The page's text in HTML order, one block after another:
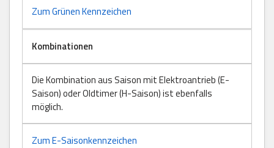
Zum Grünen Kennzeichen
Kombinationen
Die Kombination aus Saison mit Elektroantrieb (E-
Saison) oder Oldtimer (H-Saison) ist ebenfalls
möglich.
Zum E-Saisonkennzeichen